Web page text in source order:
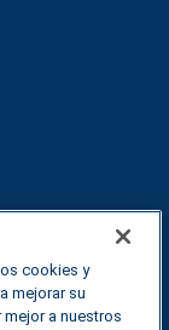
cookies y
mejorar su
a nuestros